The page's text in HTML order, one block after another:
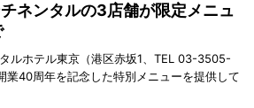
ネンタルの3店舗が限定メニュ
ルホテル東京（港区赤坂1、TEL 03-3505-
業40周年を記念した特別メニューを提供して